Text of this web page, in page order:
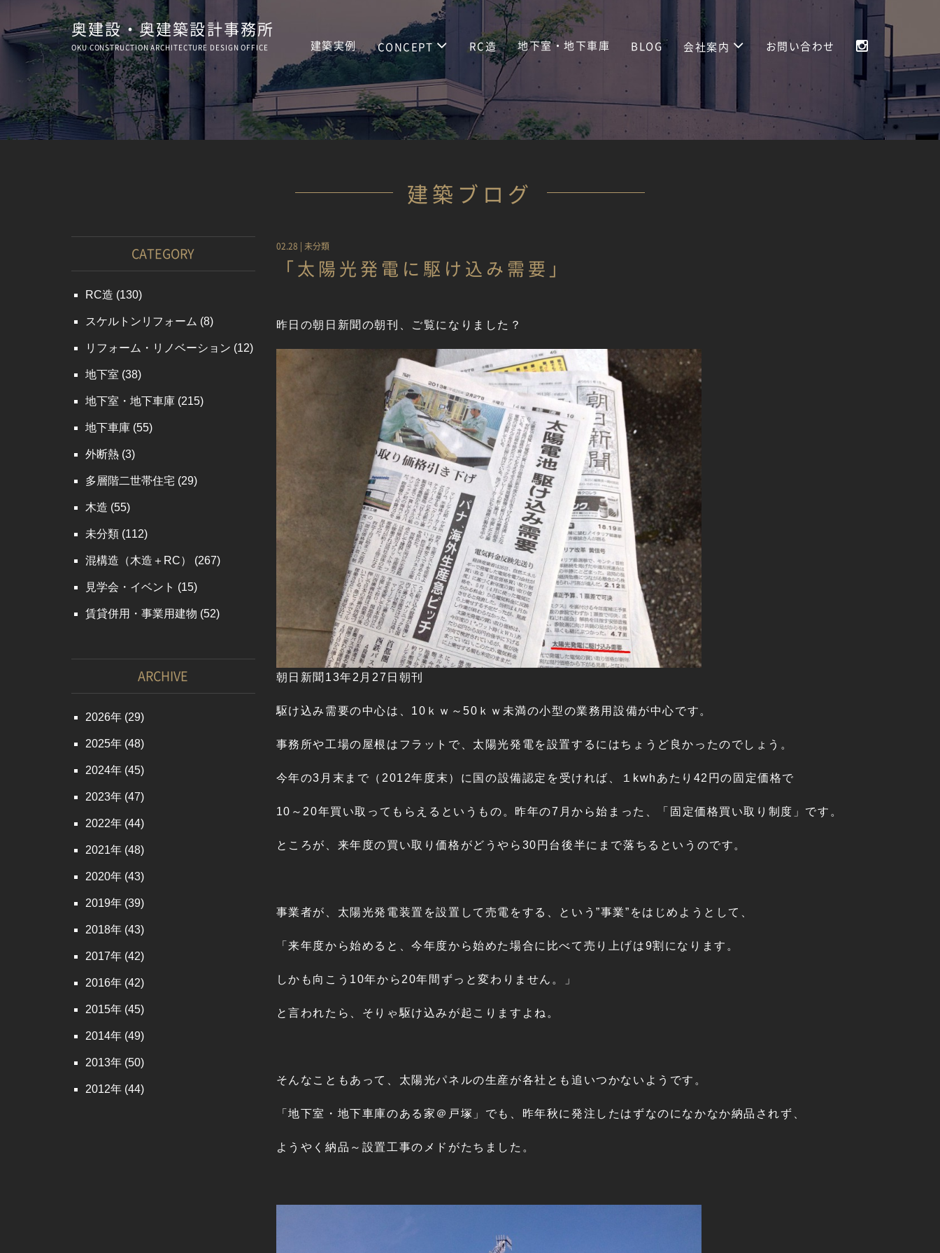
奥建設・奥建築設計事務所
OKU CONSTRUCTIONARCHITECTURE DESIGN OFFICE 建築実例 CONCEPT RC造 地下室・地下車庫 BLOG 会社案内 お問い合わせ
建築ブログ
02.28 | 未分類
「太陽光発電に駆け込み需要」
昨日の朝日新聞の朝刊、ご覧になりました？
朝日新聞13年2月27日朝刊
駆け込み需要の中心は、10ｋｗ～50ｋｗ未満の小型の業務用設備が中心です。
事務所や工場の屋根はフラットで、太陽光発電を設置するにはちょうど良かったのでしょう。
今年の3月末まで（2012年度末）に国の設備認定を受ければ、１kwhあたり42円の固定価格で
10～20年買い取ってもらえるというもの。昨年の7月から始まった、「固定価格買い取り制度」です。
ところが、来年度の買い取り価格がどうやら30円台後半にまで落ちるというのです。
事業者が、太陽光発電装置を設置して売電をする、という”事業”をはじめようとして、
「来年度から始めると、今年度から始めた場合に比べて売り上げは9割になります。
しかも向こう10年から20年間ずっと変わりません。」
と言われたら、そりゃ駆け込みが起こりますよね。
そんなこともあって、太陽光パネルの生産が各社とも追いつかないようです。
「地下室・地下車庫のある家＠戸塚」でも、昨年秋に発注したはずなのになかなか納品されず、
ようやく納品～設置工事のメドがたちました。
CATEGORY
RC造 (130)
スケルトンリフォーム (8)
リフォーム・リノベーション (12)
地下室 (38)
地下室・地下車庫 (215)
地下車庫 (55)
外断熱 (3)
多層階二世帯住宅 (29)
木造 (55)
未分類 (112)
混構造（木造＋RC） (267)
見学会・イベント (15)
賃貸併用・事業用建物 (52)
ARCHIVE
2026 (29)
2025 (48)
2024 (45)
2023 (47)
2022 (44)
2021 (48)
2020 (43)
2019 (39)
2018 (43)
2017 (42)
2016 (42)
2015 (45)
2014 (49)
2013 (50)
2012 (44)